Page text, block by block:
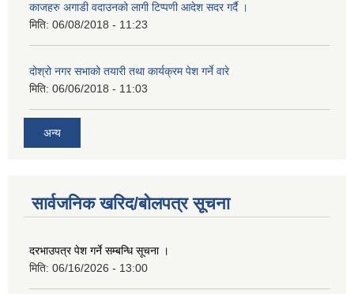
काजहरु अगाडी वदाउनको लागी टिप्पणी आदेश सदर गर्दै ।
मिति: 06/08/2018 - 11:23
दोश्रो नगर सभाको तयारी तथा कार्यक्रम पेश गर्ने वारे
मिति: 06/06/2018 - 11:03
अन्य
सार्वजनिक खरिद/बोलपत्र सूचना
दरभाउपत्र पेश गर्ने सम्बन्धि सूचना ।
मिति: 06/16/2026 - 13:00